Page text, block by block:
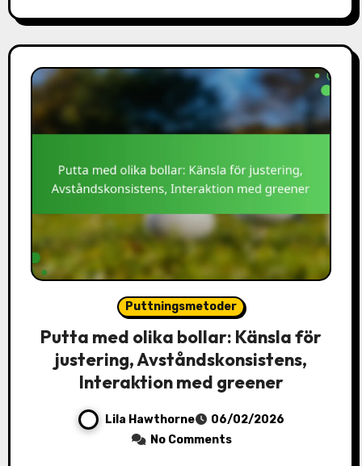
Puttningsmetoder
Putta med olika bollar: Känsla för
justering, Avståndskonsistens,
Interaktion med greener
Lila Hawthorne
06/02/2026
No Comments